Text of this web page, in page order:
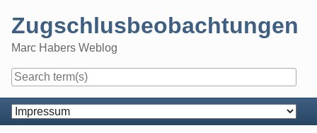
content
Zugschlusbeobachtungen
Marc Habers Weblog
Navigation